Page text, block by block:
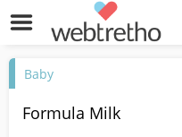
Baby
Formula Milk